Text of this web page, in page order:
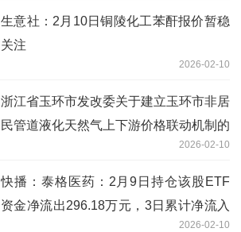
生意社：2月10日铜陵化工苯酐报价暂稳
关注
2026-02-10
浙江省玉环市发改委关于建立玉环市非居
民管道液化天然气上下游价格联动机制的
2026-02-10
快播：泰格医药：2月9日持仓该股ETF
资金净流出296.18万元，3日累计净流入
2026-02-10